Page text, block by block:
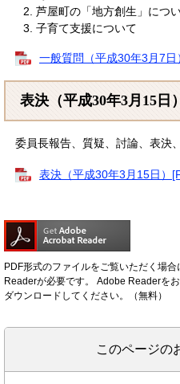
芦屋町の「地方創生」につ
子育て支援について
一般質問（平成30年3月7
表決（平成30年3月15日）
委員長報告、質疑、討論、表決
表決（平成30年3月15日）
PDF形式のファイルをご覧いただく場
Readerが必要です。
Adobe Readerを
ダウンロードしてください。（無料）
このページの